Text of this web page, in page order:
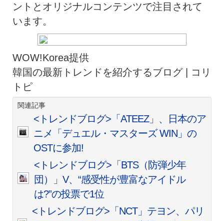
ントとオリジナルコンテンツで注目されて
います。
WOW!Korea提供
韓国の最新トレンドを紹介するブログ | コリ
トピ
関連記事
<トレンドブログ>「ATEEZ」、日本のア
ニメ「デュエル・マスターズ WIN」の
OSTに参加!
<トレンドブログ>「BTS（防弾少年
団）」V、“感受性が豊富なアイドル
は?”の投票で1位
<トレンドブログ>「NCT」テヨン、パリ